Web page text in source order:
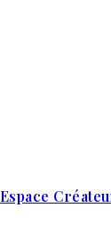
Espace